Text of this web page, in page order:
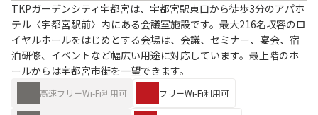
TKPガーデンシティ宇都宮は、宇都宮駅東口から徒歩3分のアパホ
テル〈宇都宮駅前〉内にある会議室施設です。最大216名収容のロ
イヤルホールをはじめとする会場は、会議、セミナー、宴会、宿
泊研修、イベントなど幅広い用途に対応しています。最上階のホ
ールからは宇都宮市街を一望できます。
高速フリーWi-Fi利用可 フリーWi-Fi利用可